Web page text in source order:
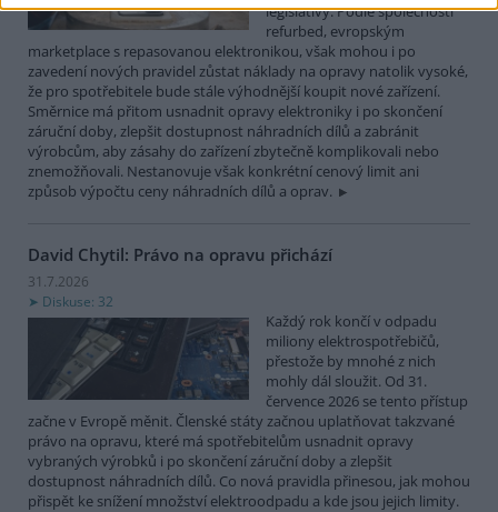
legislativy. Podle společnosti
refurbed, evropským
marketplace s repasovanou elektronikou, však mohou i po
zavedení nových pravidel zůstat náklady na opravy natolik vysoké,
že pro spotřebitele bude stále výhodnější koupit nové zařízení.
Směrnice má přitom usnadnit opravy elektroniky i po skončení
záruční doby, zlepšit dostupnost náhradních dílů a zabránit
výrobcům, aby zásahy do zařízení zbytečně komplikovali nebo
znemožňovali. Nestanovuje však konkrétní cenový limit ani
způsob výpočtu ceny náhradních dílů a oprav.
David Chytil: Právo na opravu přichází
31.7.2026
Diskuse: 32
Každý rok končí v odpadu
miliony elektrospotřebičů,
přestože by mnohé z nich
mohly dál sloužit. Od 31.
července 2026 se tento přístup
začne v Evropě měnit. Členské státy začnou uplatňovat takzvané
právo na opravu, které má spotřebitelům usnadnit opravy
vybraných výrobků i po skončení záruční doby a zlepšit
dostupnost náhradních dílů. Co nová pravidla přinesou, jak mohou
přispět ke snížení množství elektroodpadu a kde jsou jejich limity.